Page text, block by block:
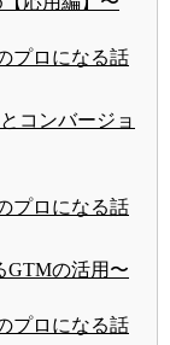
プロになる話
コンバージョ
プロになる話
GTMの活用〜
プロになる話